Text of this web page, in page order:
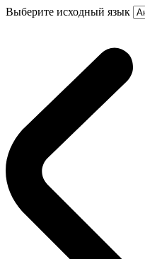
Выберите исходный язык